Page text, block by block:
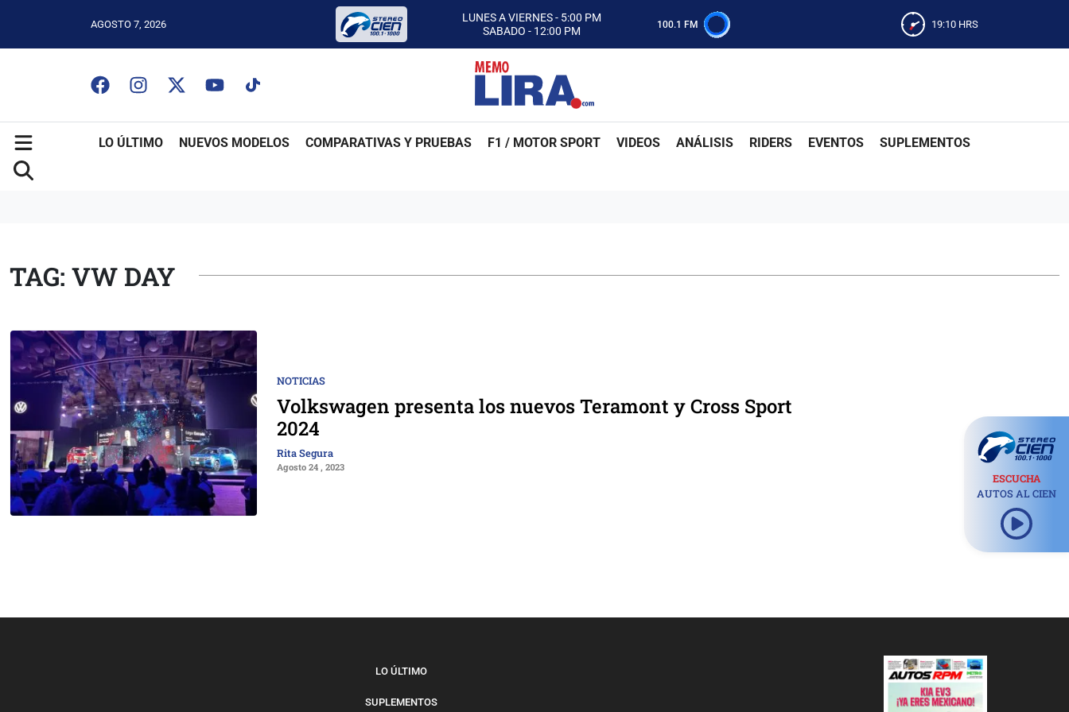
AGOSTO 7, 2026
LUNES A VIERNES - 5:00 PM
SABADO - 12:00 PM
ESCUCHA AUTOS AL CIEN
CON MEMO LIRA Y SU EQUIPO
LUNES A VIERNES - 5:00 PM
SABADO - 12:00 PM
100.1 FM 19:10 HRS
LO ÚLTIMO NUEVOS MODELOS COMPARATIVAS Y PRUEBAS F1 / MOTOR SPORT VIDEOS ANÁLISIS RIDERS EVENTOS SUPLEMENTOS
TAG: VW DAY
NOTICIAS
Volkswagen presenta los nuevos Teramont y Cross Sport
2024
Rita Segura
Agosto 24 , 2023
ESCUCHA
AUTOS AL CIEN
LO ÚLTIMO
SUPLEMENTOS